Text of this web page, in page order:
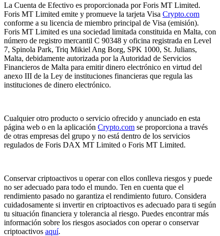
La Cuenta de Efectivo es proporcionada por Foris MT Limited.
Foris MT Limited emite y promueve la tarjeta Visa Crypto.com
conforme a su licencia de miembro principal de Visa (emisión).
Foris MT Limited es una sociedad limitada constituida en Malta, con
número de registro mercantil C 90348 y oficina registrada en Level
7, Spinola Park, Triq Mikiel Ang Borg, SPK 1000, St. Julians,
Malta, debidamente autorizada por la Autoridad de Servicios
Financieros de Malta para emitir dinero electrónico en virtud del
anexo III de la Ley de instituciones financieras que regula las
instituciones de dinero electrónico.
Cualquier otro producto o servicio ofrecido y anunciado en esta
página web o en la aplicación Crypto.com se proporciona a través
de otras empresas del grupo y no está dentro de los servicios
regulados de Foris DAX MT Limited o Foris MT Limited.
Conservar criptoactivos u operar con ellos conlleva riesgos y puede
no ser adecuado para todo el mundo. Ten en cuenta que el
rendimiento pasado no garantiza el rendimiento futuro. Considera
cuidadosamente si invertir en criptoactivos es adecuado para ti según
tu situación financiera y tolerancia al riesgo. Puedes encontrar más
información sobre los riesgos asociados con operar o conservar
criptoactivos aquí.